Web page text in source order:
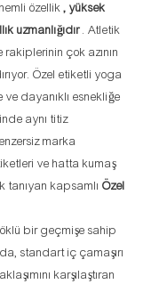
özellik, yüksek
uzmanlığıdır. Atletik
çok azının
Özel etiketli yoga
dayanıklı esnekliğe
aynı titiz
marka
ve hatta kumaş
tanıyan kapsamlı Özel
bir geçmişe sahip
standart iç çamaşırı
karşılaştıran